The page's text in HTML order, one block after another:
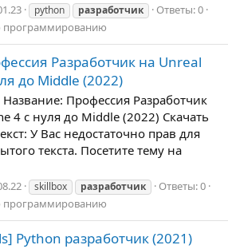
python разработчик
Ответы: 0
программированию
Разработчик на Unreal
до Middle (2022)
Профессия Разработчик
4 с нуля до Middle (2022) Скачать
У Вас недостаточно прав для
текста. Посетите тему на
skillbox разработчик
Ответы: 0
программированию
Python разработчик (2021)